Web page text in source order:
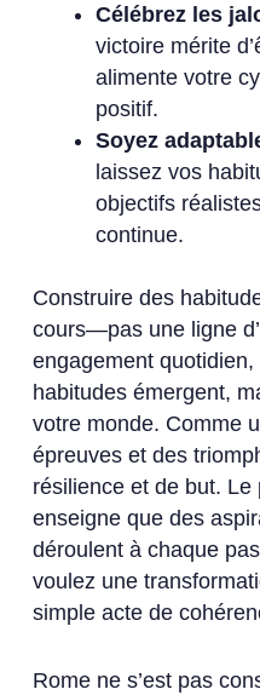
Célébrez les
victoire mérite
alimente votre
positif.
Soyez
laissez vos
objectifs
continue.
Construire des
cours—pas une ligne
engagement
habitudes émergent,
votre monde. Comme
épreuves et des
résilience et de but.
enseigne que des
déroulent à chaque
voulez une
simple acte de
Rome ne s’est pas